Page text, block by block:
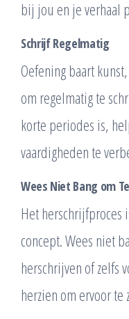
bij jou en je verhaal
Schrijf Regelmatig
Oefening baart
om regelmatig te
korte periodes is,
vaardigheden te
Wees Niet Bang om
Het herschrijfproces
concept. Wees niet
herschrijven of zelfs
herzien om ervoor